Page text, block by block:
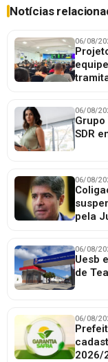
Notícias
06/08/
06/08/
SDR
06/08/
pela
06/08/
Uesb
de
06/08/
2026/